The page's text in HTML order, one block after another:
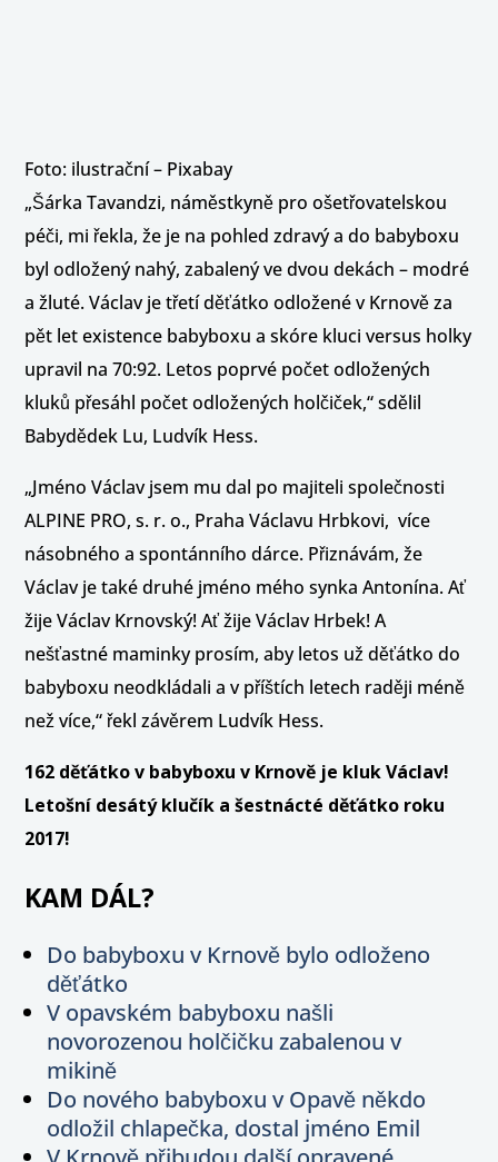
Foto: ilustrační – Pixabay
„Šárka Tavandzi, náměstkyně pro ošetřovatelskou
péči, mi řekla, že je na pohled zdravý a do babyboxu
byl odložený nahý, zabalený ve dvou dekách – modré
a žluté. Václav je třetí děťátko odložené v Krnově za
pět let existence babyboxu a skóre kluci versus holky
upravil na 70:92. Letos poprvé počet odložených
kluků přesáhl počet odložených holčiček,“ sdělil
Babydědek Lu, Ludvík Hess.
„Jméno Václav jsem mu dal po majiteli společnosti
ALPINE PRO, s. r. o., Praha Václavu Hrbkovi, více
násobného a spontánního dárce. Přiznávám, že
Václav je také druhé jméno mého synka Antonína. Ať
žije Václav Krnovský! Ať žije Václav Hrbek! A
nešťastné maminky prosím, aby letos už děťátko do
babyboxu neodkládali a v příštích letech raději méně
než více,“ řekl závěrem Ludvík Hess.
162 děťátko v babyboxu v Krnově je kluk Václav!
Letošní desátý klučík a šestnácté děťátko roku
2017!
KAM DÁL?
Do babyboxu v Krnově bylo odloženo
děťátko
V opavském babyboxu našli
novorozenou holčičku zabalenou v
mikině
Do nového babyboxu v Opavě někdo
odložil chlapečka, dostal jméno Emil